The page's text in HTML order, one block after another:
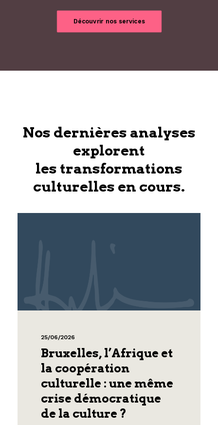
Découvrir nos services
Nos dernières analyses
explorent
les transformations
culturelles en cours.
25/06/2026
Bruxelles, l’Afrique et
la coopération
culturelle : une même
crise démocratique
de la culture ?